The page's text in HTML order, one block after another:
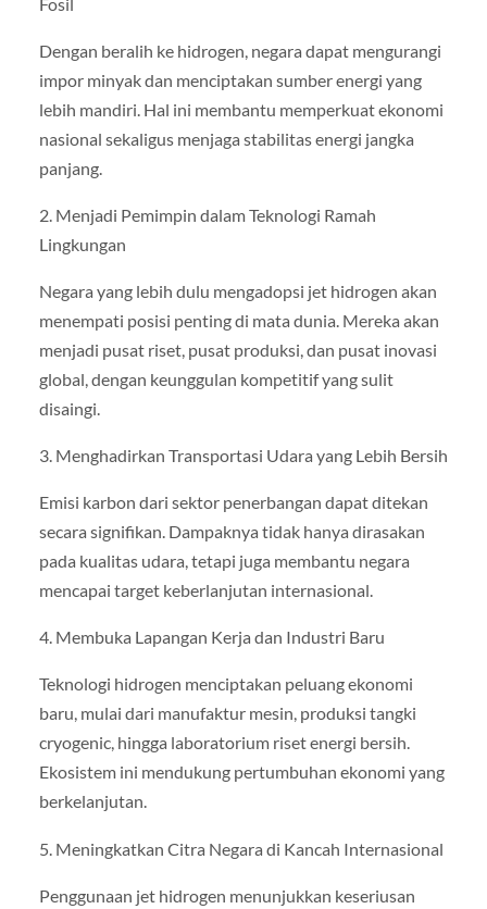
Dengan beralih ke hidrogen, negara dapat mengurangi
impor minyak dan menciptakan sumber energi yang
lebih mandiri. Hal ini membantu memperkuat ekonomi
nasional sekaligus menjaga stabilitas energi jangka
panjang.
2. Menjadi Pemimpin dalam Teknologi Ramah
Lingkungan
Negara yang lebih dulu mengadopsi jet hidrogen akan
menempati posisi penting di mata dunia. Mereka akan
menjadi pusat riset, pusat produksi, dan pusat inovasi
global, dengan keunggulan kompetitif yang sulit
disaingi.
3. Menghadirkan Transportasi Udara yang Lebih Bersih
Emisi karbon dari sektor penerbangan dapat ditekan
secara signifikan. Dampaknya tidak hanya dirasakan
pada kualitas udara, tetapi juga membantu negara
mencapai target keberlanjutan internasional.
4. Membuka Lapangan Kerja dan Industri Baru
Teknologi hidrogen menciptakan peluang ekonomi
baru, mulai dari manufaktur mesin, produksi tangki
cryogenic, hingga laboratorium riset energi bersih.
Ekosistem ini mendukung pertumbuhan ekonomi yang
berkelanjutan.
5. Meningkatkan Citra Negara di Kancah Internasional
Penggunaan jet hidrogen menunjukkan keseriusan